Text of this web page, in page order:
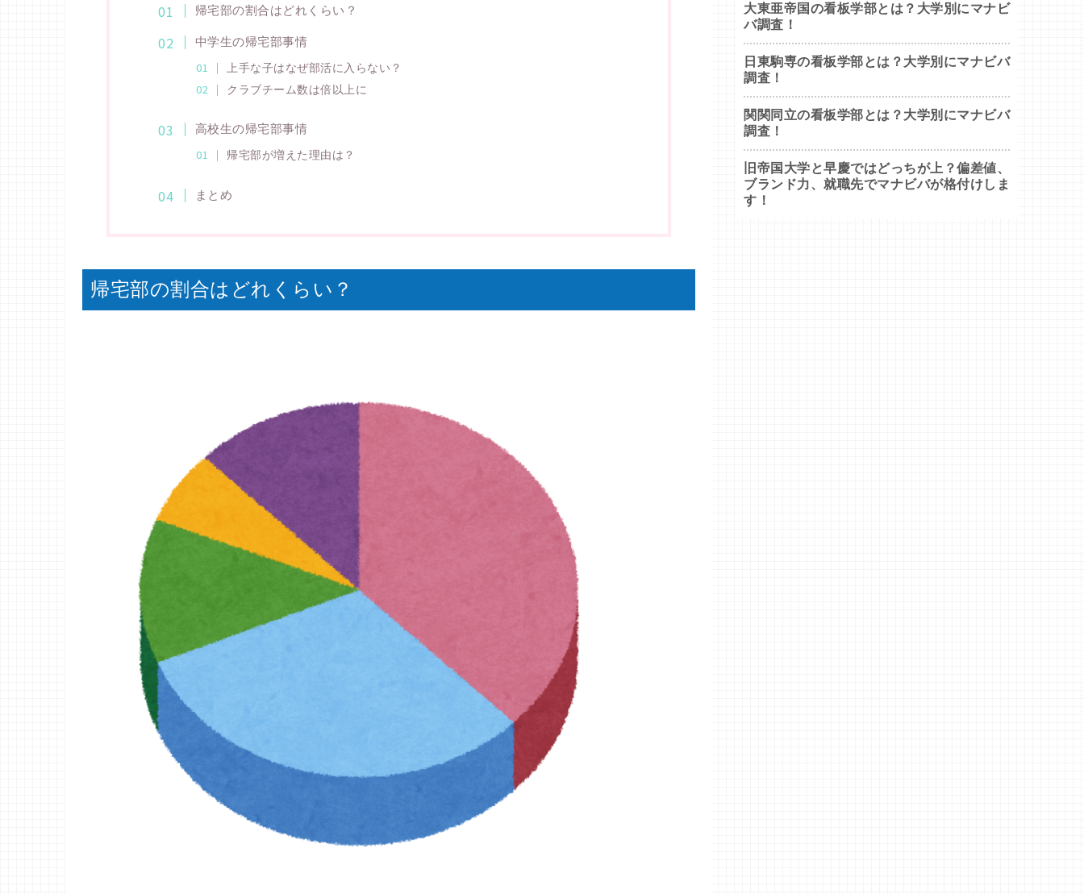
帰宅部の割合はどれくらい？
中学生の帰宅部事情
上手な子はなぜ部活に入らない？
クラブチーム数は倍以上に
高校生の帰宅部事情
帰宅部が増えた理由は？
まとめ
帰宅部の割合はどれくらい？
大東亜帝国の看板学部とは？大学別にマナビ
バ調査！
日東駒専の看板学部とは？大学別にマナビバ
調査！
関関同立の看板学部とは？大学別にマナビバ
調査！
旧帝国大学と早慶ではどっちが上？偏差値、
ブランド力、就職先でマナビバが格付けしま
す！